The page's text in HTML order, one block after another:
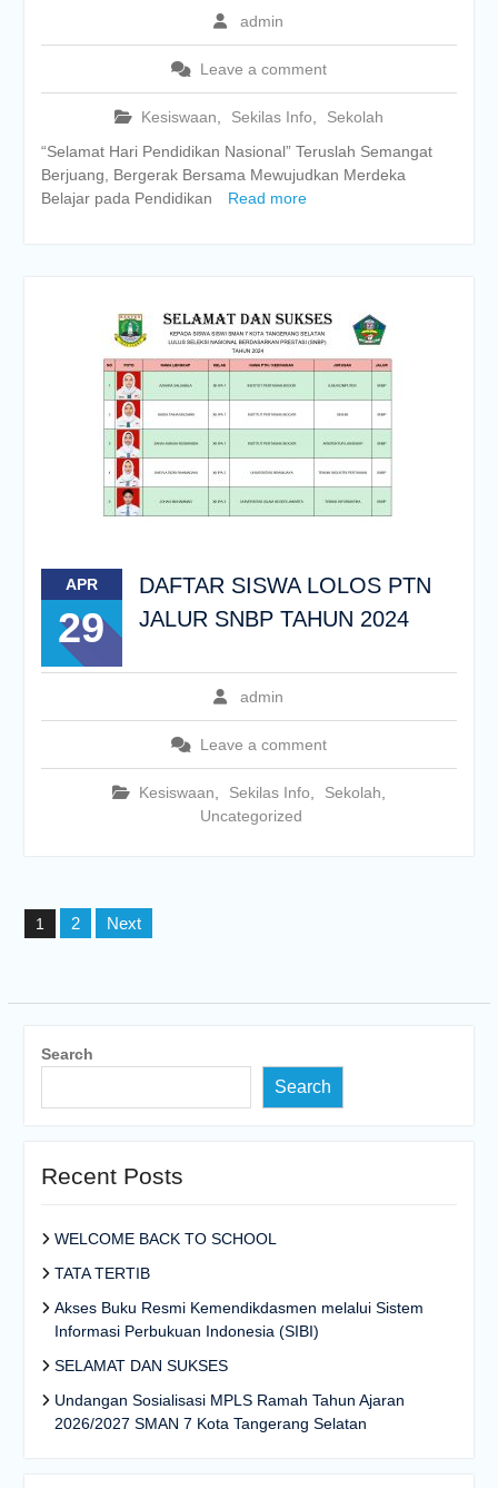
admin
Leave a comment
Kesiswaan Sekilas Info Sekolah
“Selamat Hari Pendidikan Nasional” Teruslah Semangat
Berjuang, Bergerak Bersama Mewujudkan Merdeka
Belajar pada Pendidikan
Read more
APR
29
DAFTAR SISWA LOLOS PTN
JALUR SNBP TAHUN 2024
admin
Leave a comment
Kesiswaan Sekilas Info Sekolah
Uncategorized
Posts
pagination
1 2 Next
Search
Search
Recent Posts
WELCOME BACK TO SCHOOL
TATA TERTIB
Akses Buku Resmi Kemendikdasmen melalui Sistem
Informasi Perbukuan Indonesia (SIBI)
SELAMAT DAN SUKSES
Undangan Sosialisasi MPLS Ramah Tahun Ajaran
2026/2027 SMAN 7 Kota Tangerang Selatan